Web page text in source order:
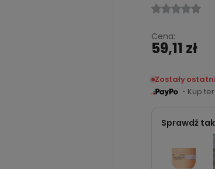
Cena:
59,11 zł
Zostały
・Kup
Sprawdź